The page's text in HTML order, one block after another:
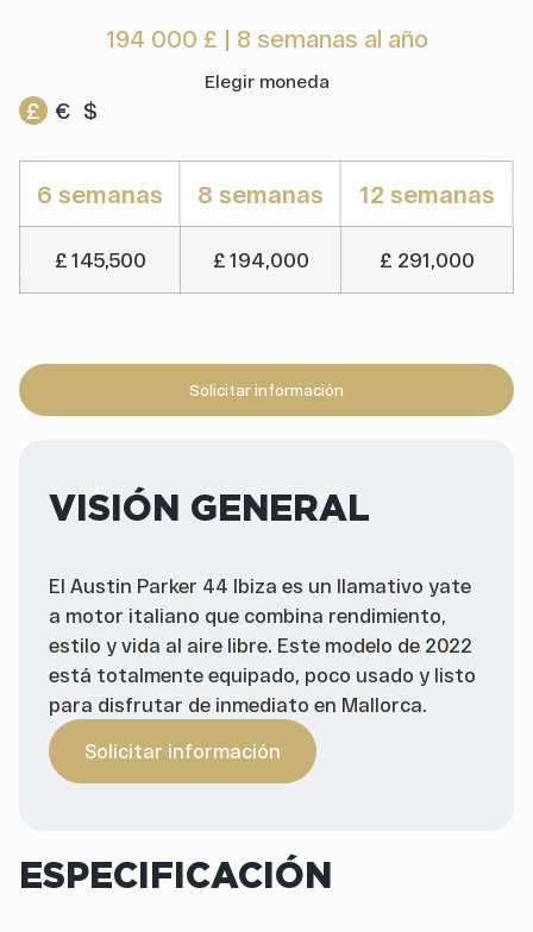
194 000 £ | 8 semanas al año
Elegir moneda
£ € $
6 semanas 8 semanas 12 semanas
£ 145,500 £ 194,000 £ 291,000
Solicitar información
VISIÓN GENERAL
El Austin Parker 44 Ibiza es un llamativo yate
a motor italiano que combina rendimiento,
estilo y vida al aire libre. Este modelo de 2022
está totalmente equipado, poco usado y listo
para disfrutar de inmediato en Mallorca.
Solicitar información
ESPECIFICACIÓN